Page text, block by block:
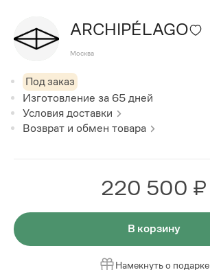
ARCHIPÉLAGO
Москва
Под заказ
Изготовление за 65 дней
Условия доставки
Возврат и обмен товара
220 500 ₽
В корзину
Намекнуть о подарке